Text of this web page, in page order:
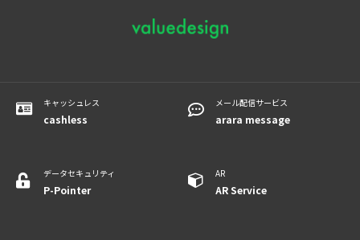
キャッシュレス
cashless
メール配信サービス
arara message
データセキュリティ
P-Pointer
AR
​​​​​​AR Service